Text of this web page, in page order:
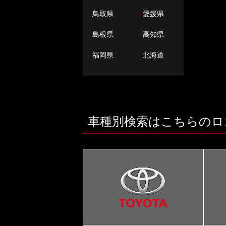
- 鳥取県 - 愛媛県
- 島根県 - 高知県
- 福岡県 - 北海道
車種別検索はこちらの